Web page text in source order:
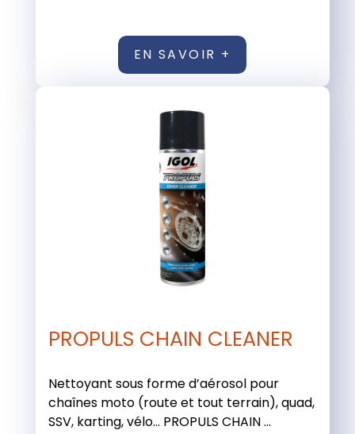
EN SAVOIR +
PROPULS CHAIN CLEANER
Nettoyant sous forme d’aérosol pour
chaînes moto (route et tout terrain), quad,
SSV, karting, vélo… PROPULS CHAIN ...